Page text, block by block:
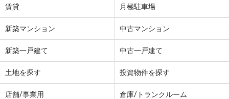
賃貸 月極駐車場
新築マンション 中古マンション
新築一戸建て 中古一戸建て
土地を探す 投資物件を探す
店舗/事業用 倉庫/トランクルーム